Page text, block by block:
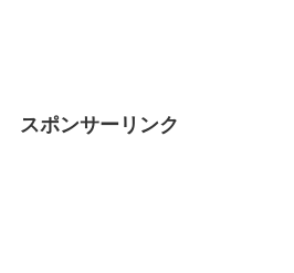
スポンサーリンク